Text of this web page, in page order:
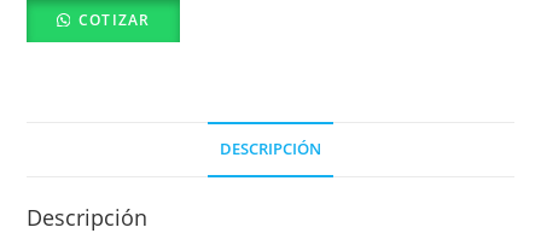
COTIZAR
DESCRIPCIÓN
Descripción